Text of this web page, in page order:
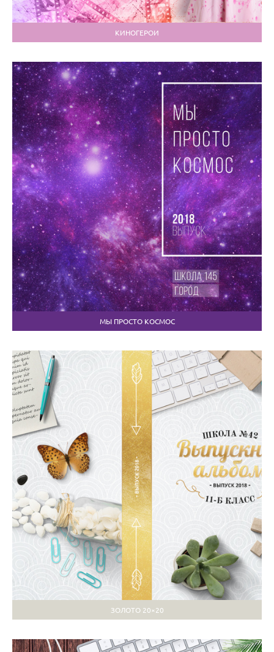
КИНОГЕРОИ
МЫ ПРОСТО КОСМОС
ЗОЛОТО 20×20